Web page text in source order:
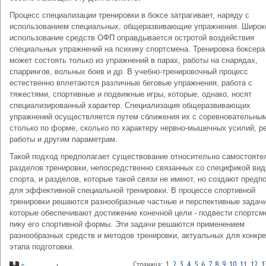
Процесс специализации тренировки в боксе затрагивает, наряду с
использованием специальных, общеразвивающие упражнения.
использование средств ОФП оправдывается остротой воздействия
специальных упражнений на психику спортсмена. Тренировка
может состоять только из упражнений в парах, работы на снарядах,
спаррингов, вольных боев и др. В учебно-тренировочный процесс
естественно вплетаются различные беговые упражнения, работа с
тяжестями, спортивные и подвижные игры, которые, однако, носят
специализированный характер. Специализация общеразвивающих
упражнений осуществляется путем сближения их с
столько по форме, сколько по характеру нервно-мышечных усилий,
работы и другим параметрам.
Такой подход предполагает существование относительно
разделов тренировки, непосредственно связанных со спецификой
спорта, и разделов, которые такой связи не имеют, но создают
для эффективной специальной тренировки. В процессе спортивной
тренировки решаются разнообразные частные и перспективные
которые обеспечивают достижение конечной цели - подвести
пику его спортивной формы. Эти задачи решаются применением
разнообразных средств и методов тренировки, актуальных для
этапа подготовки.